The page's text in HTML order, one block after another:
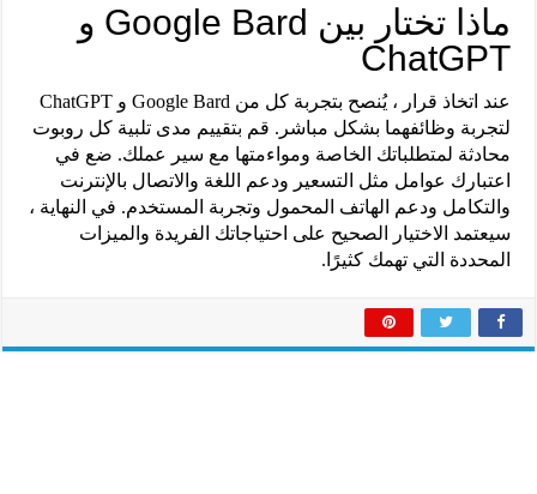
ماذا تختار بين Google Bard و
ChatGPT
عند اتخاذ قرار ، يُنصح بتجربة كل من Google Bard و ChatGPT
لتجربة وظائفهما بشكل مباشر. قم بتقييم مدى تلبية كل روبوت
محادثة لمتطلباتك الخاصة ومواءمتها مع سير عملك. ضع في
اعتبارك عوامل مثل التسعير ودعم اللغة والاتصال بالإنترنت
والتكامل ودعم الهاتف المحمول وتجربة المستخدم. في النهاية ،
سيعتمد الاختيار الصحيح على احتياجاتك الفريدة والميزات
المحددة التي تهمك كثيرًا.